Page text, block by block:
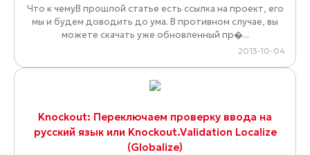
Что к чемуВ прошлой статье есть ссылка на проект, его
мы и будем доводить до ума. В противном случае, вы
можете скачать уже обновленный пр�...
2013-10-04
Knockout: Переключаем проверку ввода на
русский язык или Knockout.Validation Localize
(Globalize)